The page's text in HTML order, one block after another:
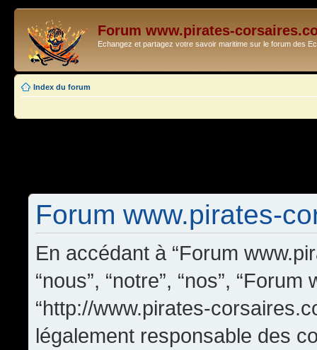
Forum www.pirates-
Echangez et partagez votre savoir maritime sur le forum des
Index du forum
Forum www.pirates-
En accédant à “Forum
“nous”, “notre”, “nos”,
“http://www.pirates-
légalement responsable des